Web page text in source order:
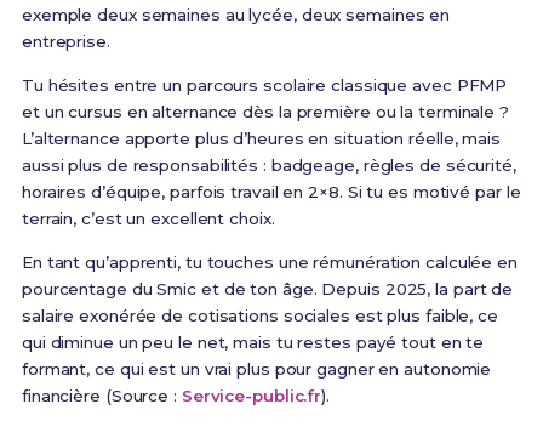
exemple deux semaines au lycée, deux semaines en
entreprise.
Tu hésites entre un parcours scolaire classique avec PFMP
et un cursus en alternance dès la première ou la terminale ?
L’alternance apporte plus d’heures en situation réelle, mais
aussi plus de responsabilités : badgeage, règles de sécurité,
horaires d’équipe, parfois travail en 2×8. Si tu es motivé par le
terrain, c’est un excellent choix.
En tant qu’apprenti, tu touches une rémunération calculée en
pourcentage du Smic et de ton âge. Depuis 2025, la part de
salaire exonérée de cotisations sociales est plus faible, ce
qui diminue un peu le net, mais tu restes payé tout en te
formant, ce qui est un vrai plus pour gagner en autonomie
financière (Source : Service-public.fr).